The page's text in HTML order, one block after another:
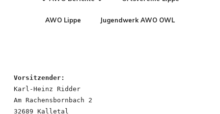
AWO Lippe Jugendwerk AWO OWL
Vorsitzender:
Karl-Heinz Ridder
Am Rachensbornbach 2
32689 Kalletal